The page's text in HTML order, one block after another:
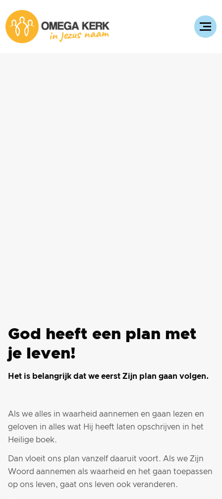
God heeft een plan met
je leven!
Het is belangrijk dat we eerst Zijn plan gaan volgen.
Als we alles in waarheid aannemen en gaan lezen en
geloven in alles wat Hij heeft laten opschrijven in het
Heilige boek.
Dan vloeit ons plan vanzelf daaruit voort. Als we Zijn
Woord aannemen als waarheid en het gaan toepassen
op ons leven, gaat ons leven ook veranderen.